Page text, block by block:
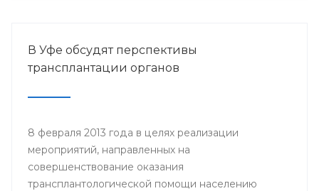
В Уфе обсудят перспективы
трансплантации органов
8 февраля 2013 года в целях реализации
мероприятий, направленных на
совершенствование оказания
трансплантологической помощи населению